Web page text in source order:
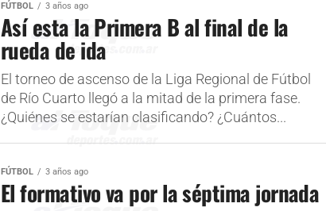
FÚTBOL 3 años ago
Así esta la Primera B al final de la
rueda de ida
El torneo de ascenso de la Liga Regional de Fútbol
de Río Cuarto llegó a la mitad de la primera fase.
¿Quiénes se estarían clasificando? ¿Cuántos...
FÚTBOL 3 años ago
El formativo va por la séptima jornada